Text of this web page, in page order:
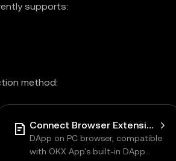
supports:
method:
Connect Browser Extension Wallet
DApp on PC browser, compatible
with OKX App's built-in DApp